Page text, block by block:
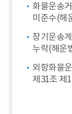
화물운송
미준수(해
장기운송
누락(해운
외항화물
제31조 제